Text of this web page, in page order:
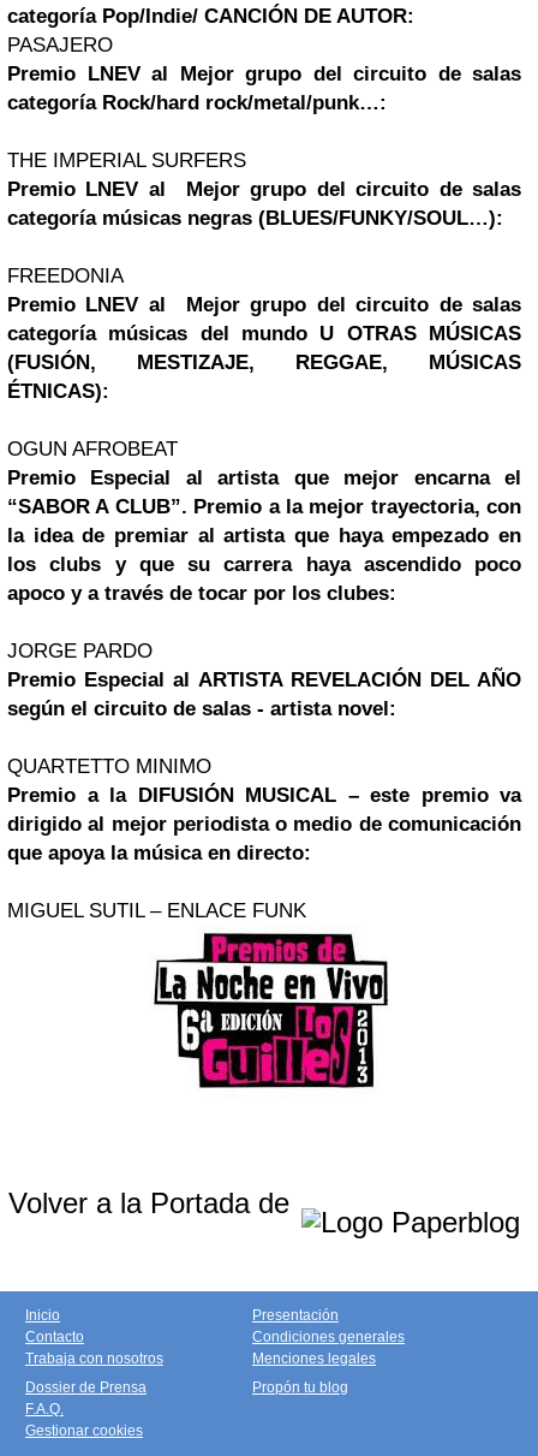
categoría Pop/Indie/ CANCIÓN DE AUTOR:
PASAJERO
Premio LNEV al Mejor grupo del circuito de salas
categoría Rock/hard rock/metal/punk…:
THE IMPERIAL SURFERS
Premio LNEV al Mejor grupo del circuito de salas
categoría músicas negras (BLUES/FUNKY/SOUL…):
FREEDONIA
Premio LNEV al Mejor grupo del circuito de salas
categoría músicas del mundo U OTRAS MÚSICAS
(FUSIÓN, MESTIZAJE, REGGAE, MÚSICAS
ÉTNICAS):
OGUN AFROBEAT
Premio Especial al artista que mejor encarna el
“SABOR A CLUB”. Premio a la mejor trayectoria, con
la idea de premiar al artista que haya empezado en
los clubs y que su carrera haya ascendido poco
apoco y a través de tocar por los clubes:
JORGE PARDO
Premio Especial al ARTISTA REVELACIÓN DEL AÑO
según el circuito de salas - artista novel:
QUARTETTO MINIMO
Premio a la DIFUSIÓN MUSICAL – este premio va
dirigido al mejor periodista o medio de comunicación
que apoya la música en directo:
MIGUEL SUTIL – ENLACE FUNK
Volver a la Portada de
Inicio
Contacto
Trabaja con nosotros
Presentación
Condiciones generales
Menciones legales
Dossier de Prensa
F.A.Q.
Gestionar cookies
Propón tu blog